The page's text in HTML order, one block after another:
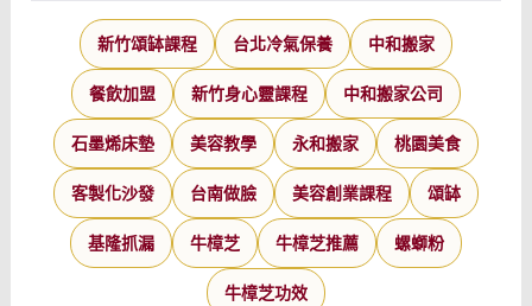
新竹頌缽課程 台北冷氣保養 中和搬家
餐飲加盟 新竹身心靈課程 中和搬家公司
石墨烯床墊 美容教學 永和搬家 桃園美食
客製化沙發 台南做臉 美容創業課程 頌缽
基隆抓漏 牛樟芝 牛樟芝推薦 螺螄粉
牛樟芝功效